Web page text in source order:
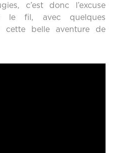
c’est donc l’excuse
le fil, avec quelques
cette belle aventure de